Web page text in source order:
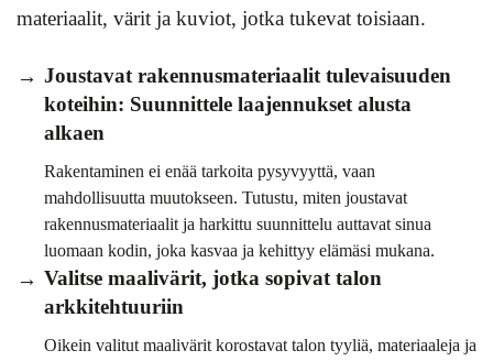
materiaalit, värit ja kuviot, jotka tukevat toisiaan.
Joustavat rakennusmateriaalit tulevaisuuden
koteihin: Suunnittele laajennukset alusta
alkaen
Rakentaminen ei enää tarkoita pysyvyyttä, vaan
mahdollisuutta muutokseen. Tutustu, miten joustavat
rakennusmateriaalit ja harkittu suunnittelu auttavat sinua
luomaan kodin, joka kasvaa ja kehittyy elämäsi mukana.
Valitse maalivärit, jotka sopivat talon
arkkitehtuuriin
Oikein valitut maalivärit korostavat talon tyyliä, materiaaleja ja